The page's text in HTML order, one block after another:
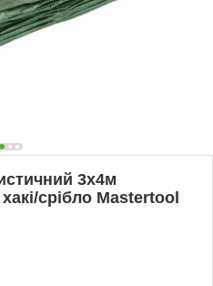
3х4м
срібло Mastertool